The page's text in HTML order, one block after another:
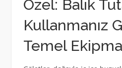
Özel: Balık
Kullanmanız
Temel